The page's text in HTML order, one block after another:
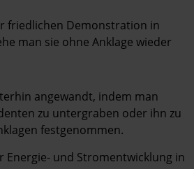
friedlichen Demonstration in
man sie ohne Anklage wieder
angewandt, indem man
zu untergraben oder ihn zu
festgenommen.
Energie- und Stromentwicklung in